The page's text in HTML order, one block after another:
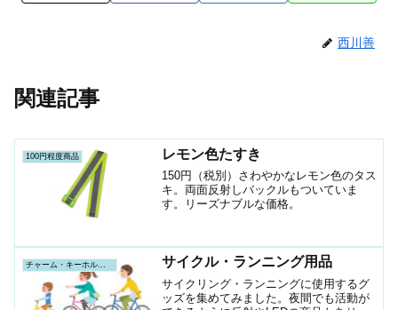
西川善
関連記事
100円程度商品 レモン色たすき
150円（税別）さわやかなレモン色のタス
キ。両面反射しバックルもついていま
す。リーズナブルな価格。
サイクル・ランニング用品
サイクリング・ランニングに使用するグ
ッズを集めてみました。夜間でも活動が